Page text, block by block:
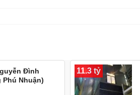
Đình
Phú Nhuận)
11.3 tỷ